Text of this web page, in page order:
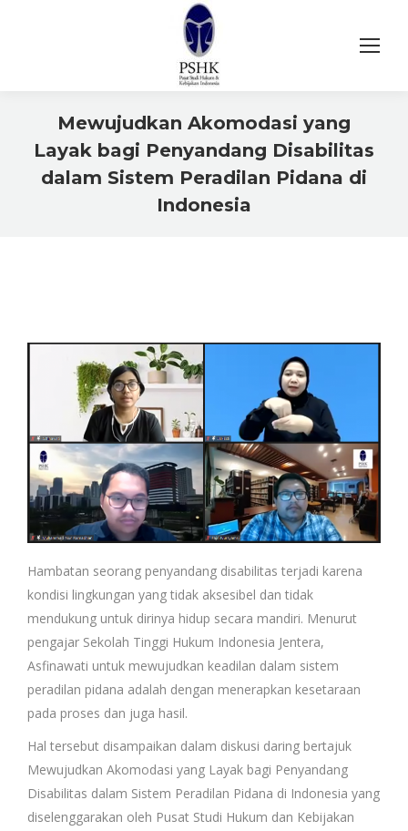
Mewujudkan Akomodasi yang
Layak bagi Penyandang Disabilitas
dalam Sistem Peradilan Pidana di
Indonesia
Hambatan seorang penyandang disabilitas terjadi karena
kondisi lingkungan yang tidak aksesibel dan tidak
mendukung untuk dirinya hidup secara mandiri. Menurut
pengajar Sekolah Tinggi Hukum Indonesia Jentera,
Asfinawati untuk mewujudkan keadilan dalam sistem
peradilan pidana adalah dengan menerapkan kesetaraan
pada proses dan juga hasil.
Hal tersebut disampaikan dalam diskusi daring bertajuk
Mewujudkan Akomodasi yang Layak bagi Penyandang
Disabilitas dalam Sistem Peradilan Pidana di Indonesia yang
diselenggarakan oleh Pusat Studi Hukum dan Kebijakan